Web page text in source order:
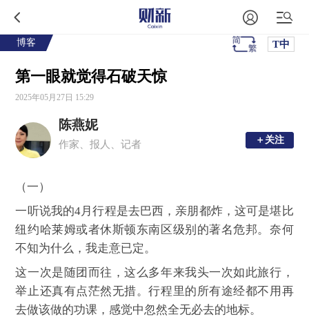
博客 T中
第一眼就觉得石破天惊
2025年05月27日 15:29
陈燕妮
作家、报人、记者 ＋关注
＋关注
（一）
一听说我的4月行程是去巴西，亲朋都炸，这可是堪比
纽约哈莱姆或者休斯顿东南区级别的著名危邦。奈何
不知为什么，我走意已定。
这一次是随团而往，这么多年来我头一次如此旅行，
举止还真有点茫然无措。行程里的所有途经都不用再
去做该做的功课，感觉中忽然全无必去的地标。